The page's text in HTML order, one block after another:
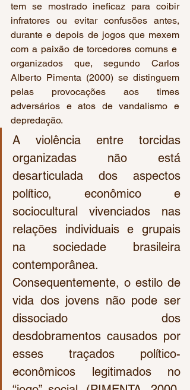
tem se mostrado ineficaz para coibir
infratores ou evitar confusões antes,
durante e depois de jogos que mexem
com a paixão de torcedores comuns e
organizados que, segundo Carlos
Alberto Pimenta (2000) se distinguem
pelas provocações aos times
adversários e atos de vandalismo e
depredação.
A violência entre torcidas
organizadas não está
desarticulada dos aspectos
político, econômico e
sociocultural vivenciados nas
relações individuais e grupais
na sociedade brasileira
contemporânea.
Consequentemente, o estilo de
vida dos jovens não pode ser
dissociado dos
desdobramentos causados por
esses traçados político-
econômicos legitimados no